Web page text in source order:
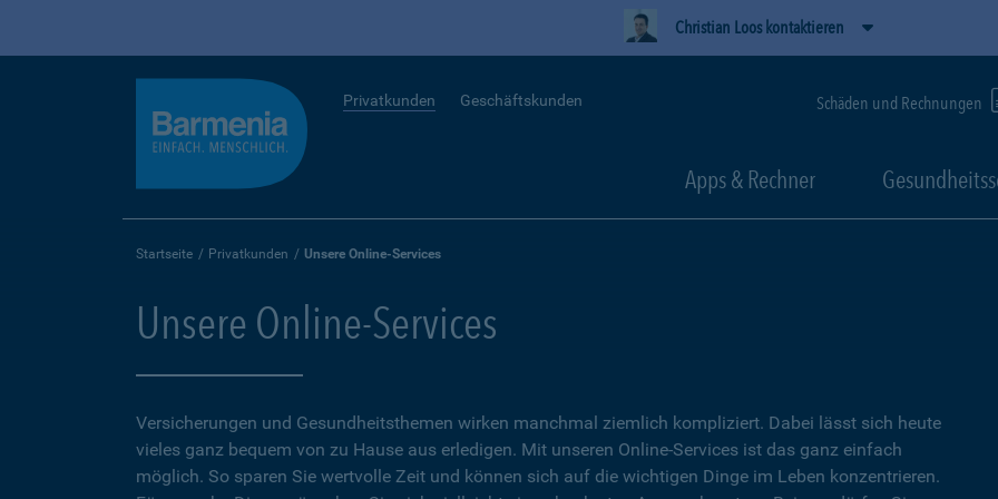
Christian Loos kontaktieren
Privatkunden Geschäftskunden Schäden und Rechnungen
Apps & Rechner
Startseite Privatkunden Unsere Online-Services
Unsere Online-Services
Versicherungen und Gesundheitsthemen wirken manchmal ziemlich kompliziert. Dabei lässt sich heute
vieles ganz bequem von zu Hause aus erledigen. Mit unseren Online-Services ist das ganz einfach
möglich. So sparen Sie wertvolle Zeit und können sich auf die wichtigen Dinge im Leben konzentrieren.